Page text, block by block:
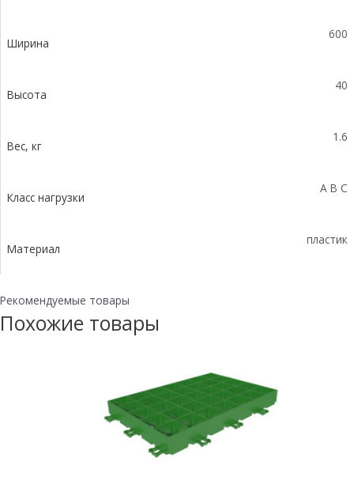
Ширина
600
Высота
40
Вес, кг
1.6
Класс нагрузки
A B C
Материал
пластик
Рекомендуемые товары
Похожие товары